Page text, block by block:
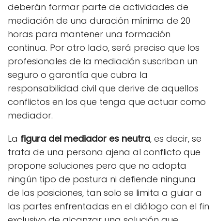
deberán formar parte de actividades de
mediación de una duración mínima de 20
horas para mantener una formación
continua. Por otro lado, será preciso que los
profesionales de la mediación suscriban un
seguro o garantía que cubra la
responsabilidad civil que derive de aquellos
conflictos en los que tenga que actuar como
mediador.
La figura del mediador es neutra, es decir, se
trata de una persona ajena al conflicto que
propone soluciones pero que no adopta
ningún tipo de postura ni defiende ninguna
de las posiciones, tan solo se limita a guiar a
las partes enfrentadas en el diálogo con el fin